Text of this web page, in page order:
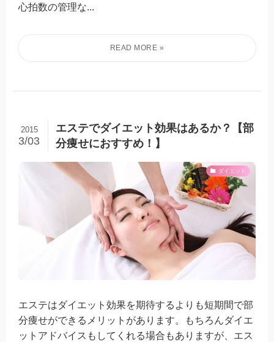
心拍数の管理な...
エステでダイエット効果はあるか？【部
分痩せにおすすめ！】
2015
3/03
ダイエット
エステはダイエット効果を期待するよりも短期間で部
分痩せができるメリットがあります。もちろんダイエ
ットアドバイスもしてくれる場合もありますが、エス